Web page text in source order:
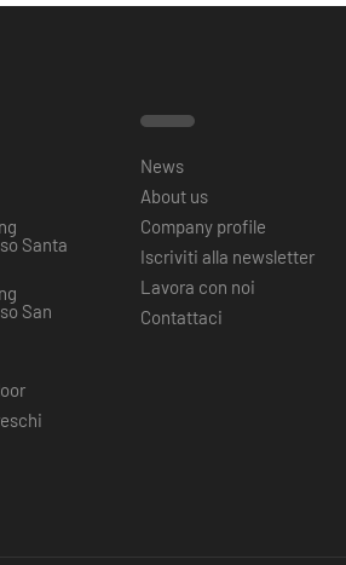
Santa
San
News
About us
Company profile
Iscriviti alla newsletter
Lavora con noi
Contattaci